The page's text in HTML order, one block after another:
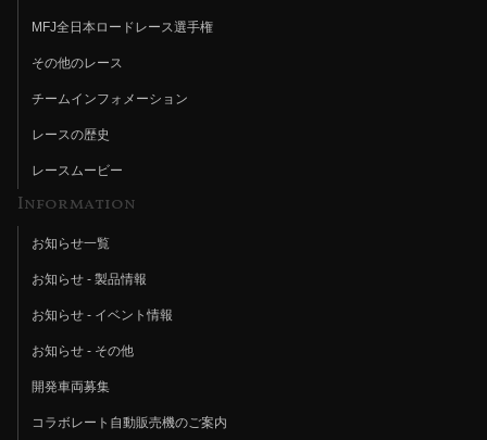
MFJ全日本ロードレース選手権
その他のレース
チームインフォメーション
レースの歴史
レースムービー
Information
お知らせ一覧
お知らせ - 製品情報
お知らせ - イベント情報
お知らせ - その他
開発車両募集
コラボレート自動販売機のご案内